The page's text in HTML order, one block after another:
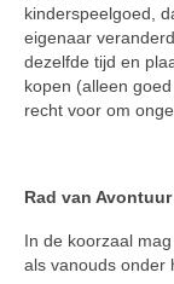
kinderspeelgoed,
eigenaar
dezelfde tijd en
kopen (alleen
recht voor om
Rad van Avontuur
In de koorzaal
als vanouds onder